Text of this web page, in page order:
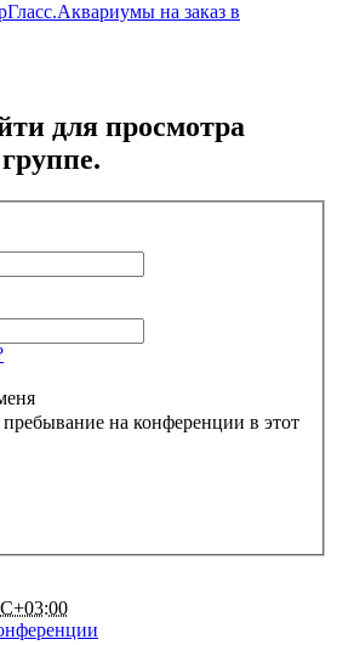
для просмотра
на конференции в этот